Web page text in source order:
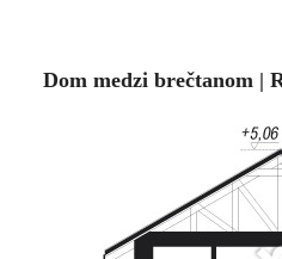
Dom medzi brečtanom |